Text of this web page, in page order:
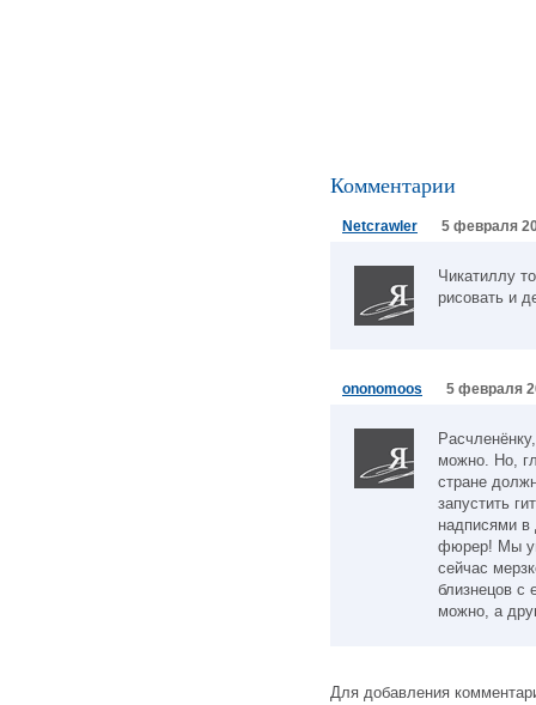
Комментарии
Netcrawler 5 февраля
Чикатиллу
рисовать и
ononomoos 5 февраля
можно. Но,
стране
запустить
надписями
фюрер! Мы
сейчас
близнецов с
можно, а
Для добавления